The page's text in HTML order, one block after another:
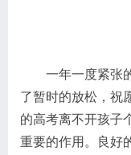
一年一度紧张的
了暂时的放松，祝
的高考离不开孩子
重要的作用。良好